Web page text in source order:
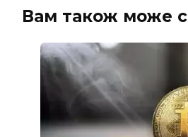
Вам також може